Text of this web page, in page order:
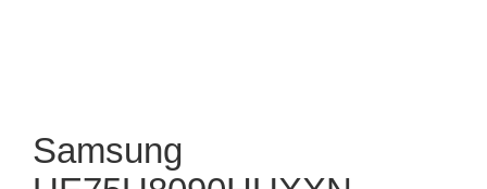
Samsung